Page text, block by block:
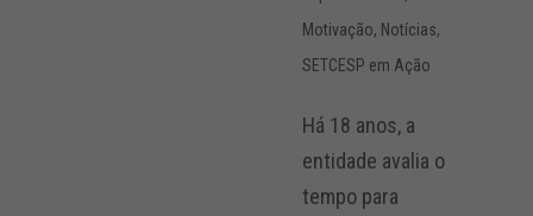
Motivação, Notícias,
SETCESP em Ação
Há 18 anos, a
entidade avalia o
tempo para